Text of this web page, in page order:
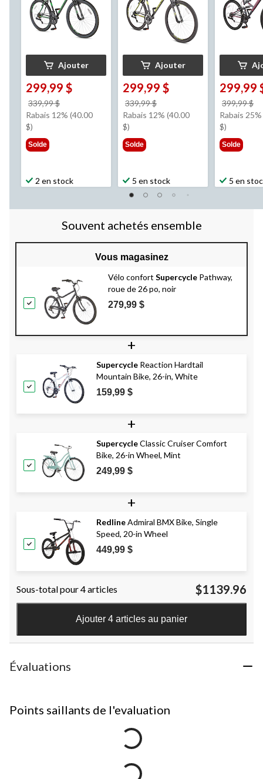
Ajouter
299,99 $
339,99 $
était
Rabais 12% (40.00
$)
Solde
2 en stock
Ajouter
299,99 $
339,99 $
était
Rabais 12% (40.00
$)
Solde
5 en stock
299,99
399,99 $
Rabais
$)
Solde
5 en
Souvent achetés ensemble
Vous magasinez
Vélo confort Supercycle Pathway,
roue de 26 po, noir
279,99 $
+
Supercycle Reaction Hardtail
Mountain Bike, 26-in, White
159,99 $
+
SupercycleClassic Cruiser Comfort
Bike, 26-in Wheel, Mint
249,99 $
+
RedlineAdmiral BMX Bike, Single
Speed, 20-in Wheel
449,99 $
Sous-total pour 4 articles $1139.96
Ajouter 4 articles au panier
Évaluations
Points saillants de l'evaluation